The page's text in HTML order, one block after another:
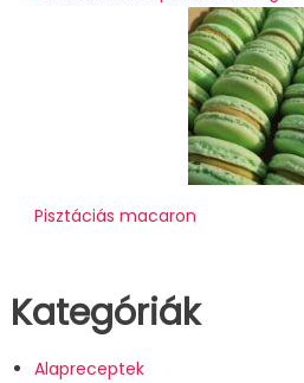
Pisztáciás macaron
Kategóriák
Alapreceptek